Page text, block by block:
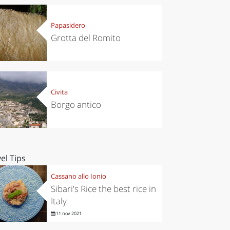
Papasidero
Grotta del Romito
Civita
Borgo antico
Tips
Cassano allo Ionio
Sibari's Rice the best rice in
Italy
11 nov 2021